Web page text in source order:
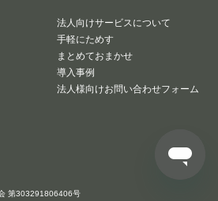
法人向けサービスについて
手軽にためす
まとめておまかせ
導入事例
法人様向けお問い合わせフォーム
第303291806406号